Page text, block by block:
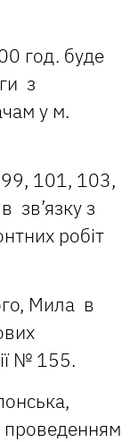
год. буде
з
у м.
101, 103,
зв’язку з
робіт
Мила в
№ 155.